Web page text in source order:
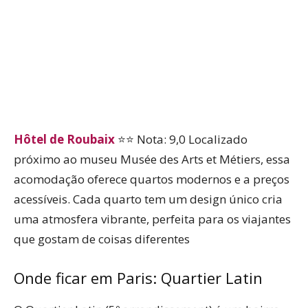
Hôtel de Roubaix ⭐⭐ Nota: 9,0 Localizado
próximo ao museu Musée des Arts et Métiers, essa
acomodação oferece quartos modernos e a preços
acessíveis. Cada quarto tem um design único cria
uma atmosfera vibrante, perfeita para os viajantes
que gostam de coisas diferentes
Onde ficar em Paris: Quartier Latin